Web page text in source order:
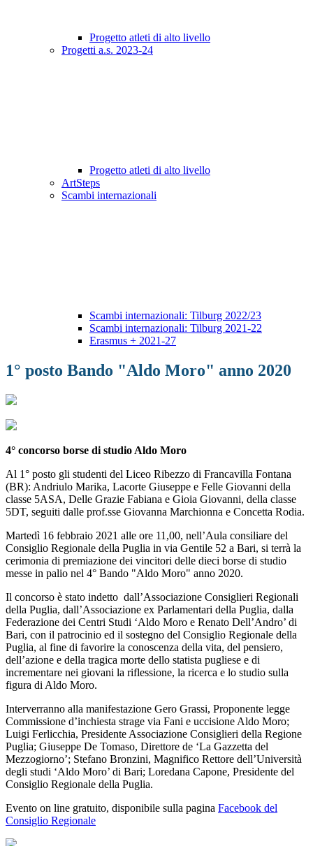
Progetto atleti di alto livello
Progetti a.s. 2023-24
Progetto atleti di alto livello
ArtSteps
Scambi internazionali
Scambi internazionali: Tilburg 2022/23
Scambi internazionali: Tilburg 2021-22
Erasmus + 2021-27
1° posto Bando "Aldo Moro" anno 2020
4° concorso borse di studio Aldo Moro
Al 1° posto gli studenti del Liceo Ribezzo di Francavilla Fontana
(BR): Andriulo Marika, Lacorte Giuseppe e Felle Giovanni della
classe 5ASA, Delle Grazie Fabiana e Gioia Giovanni, della classe
5DT, seguiti dalle prof.sse Giovanna Marchionna e Concetta Rodia.
Martedì 16 febbraio 2021 alle ore 11,00, nell’Aula consiliare del
Consiglio Regionale della Puglia in via Gentile 52 a Bari, si terrà la
cerimonia di premiazione dei vincitori delle dieci borse di studio
messe in palio nel 4° Bando "Aldo Moro" anno 2020.
Il concorso è stato indetto dall’Associazione Consiglieri Regionali
della Puglia, dall’Associazione ex Parlamentari della Puglia, dalla
Federazione dei Centri Studi ‘Aldo Moro e Renato Dell’Andro’ di
Bari, con il patrocinio ed il sostegno del Consiglio Regionale della
Puglia, al fine di favorire la conoscenza della vita, del pensiero,
dell’azione e della tragica morte dello statista pugliese e di
incrementare nei giovani la riflessione, la ricerca e lo studio sulla
figura di Aldo Moro.
Interverranno alla manifestazione Gero Grassi, Proponente legge
Commissione d’inchiesta strage via Fani e uccisione Aldo Moro;
Luigi Ferlicchia, Presidente Associazione Consiglieri della Regione
Puglia; Giuseppe De Tomaso, Direttore de ‘La Gazzetta del
Mezzogiorno’; Stefano Bronzini, Magnifico Rettore dell’Università
degli studi ‘Aldo Moro’ di Bari; Loredana Capone, Presidente del
Consiglio Regionale della Puglia.
Evento on line gratuito, disponibile sulla pagina Facebook del
Consiglio Regionale